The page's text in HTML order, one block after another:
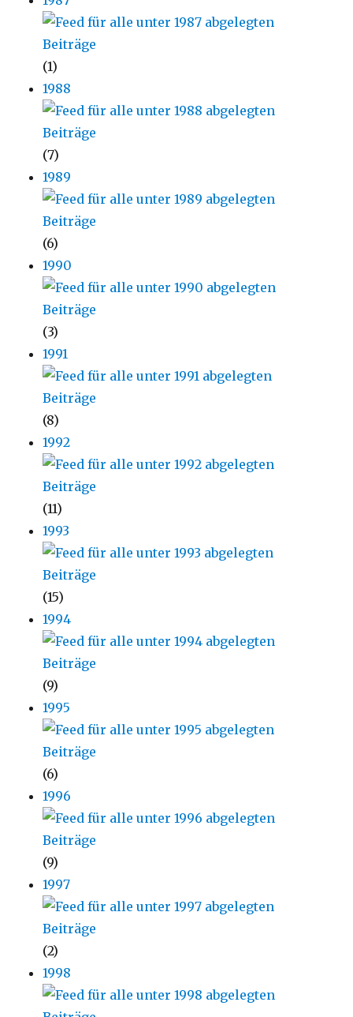
(1)
1988
(7)
1989
(6)
1990
(3)
1991
(8)
1992
(11)
1993
(15)
1994
(9)
1995
(6)
1996
(9)
1997
(2)
1998